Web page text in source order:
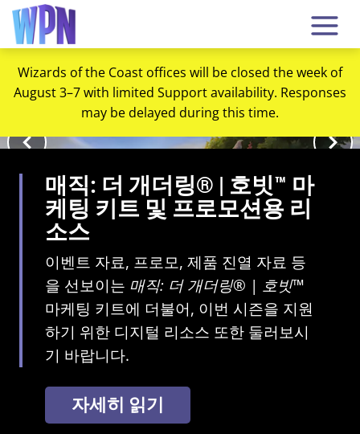
Wizards of the Coast offices will be closed the week of
August 3–7 with limited Support availability. Responses
may be delayed during this time.
매직: 더 개더링® | 호빗™ 마
케팅 키트 및 프로모션용 리
소스
이벤트 자료, 프로모, 제품 진열 자료 등
을 선보이는 매직: 더 개더링® | 호빗™
마케팅 키트에 더불어, 이번 시즌을 지원
하기 위한 디지털 리소스 또한 둘러보시
기 바랍니다.
자세히 읽기